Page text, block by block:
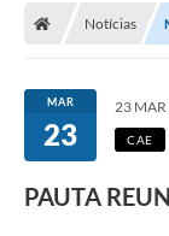
Notícias
MAR
23
23
CAE
PAUTA